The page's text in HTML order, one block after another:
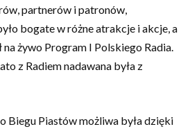
partnerów i patronów,
bogate w różne atrakcje i akcje, a
żywo Program I Polskiego Radia.
z Radiem nadawana była z
Biegu Piastów możliwa była dzięki